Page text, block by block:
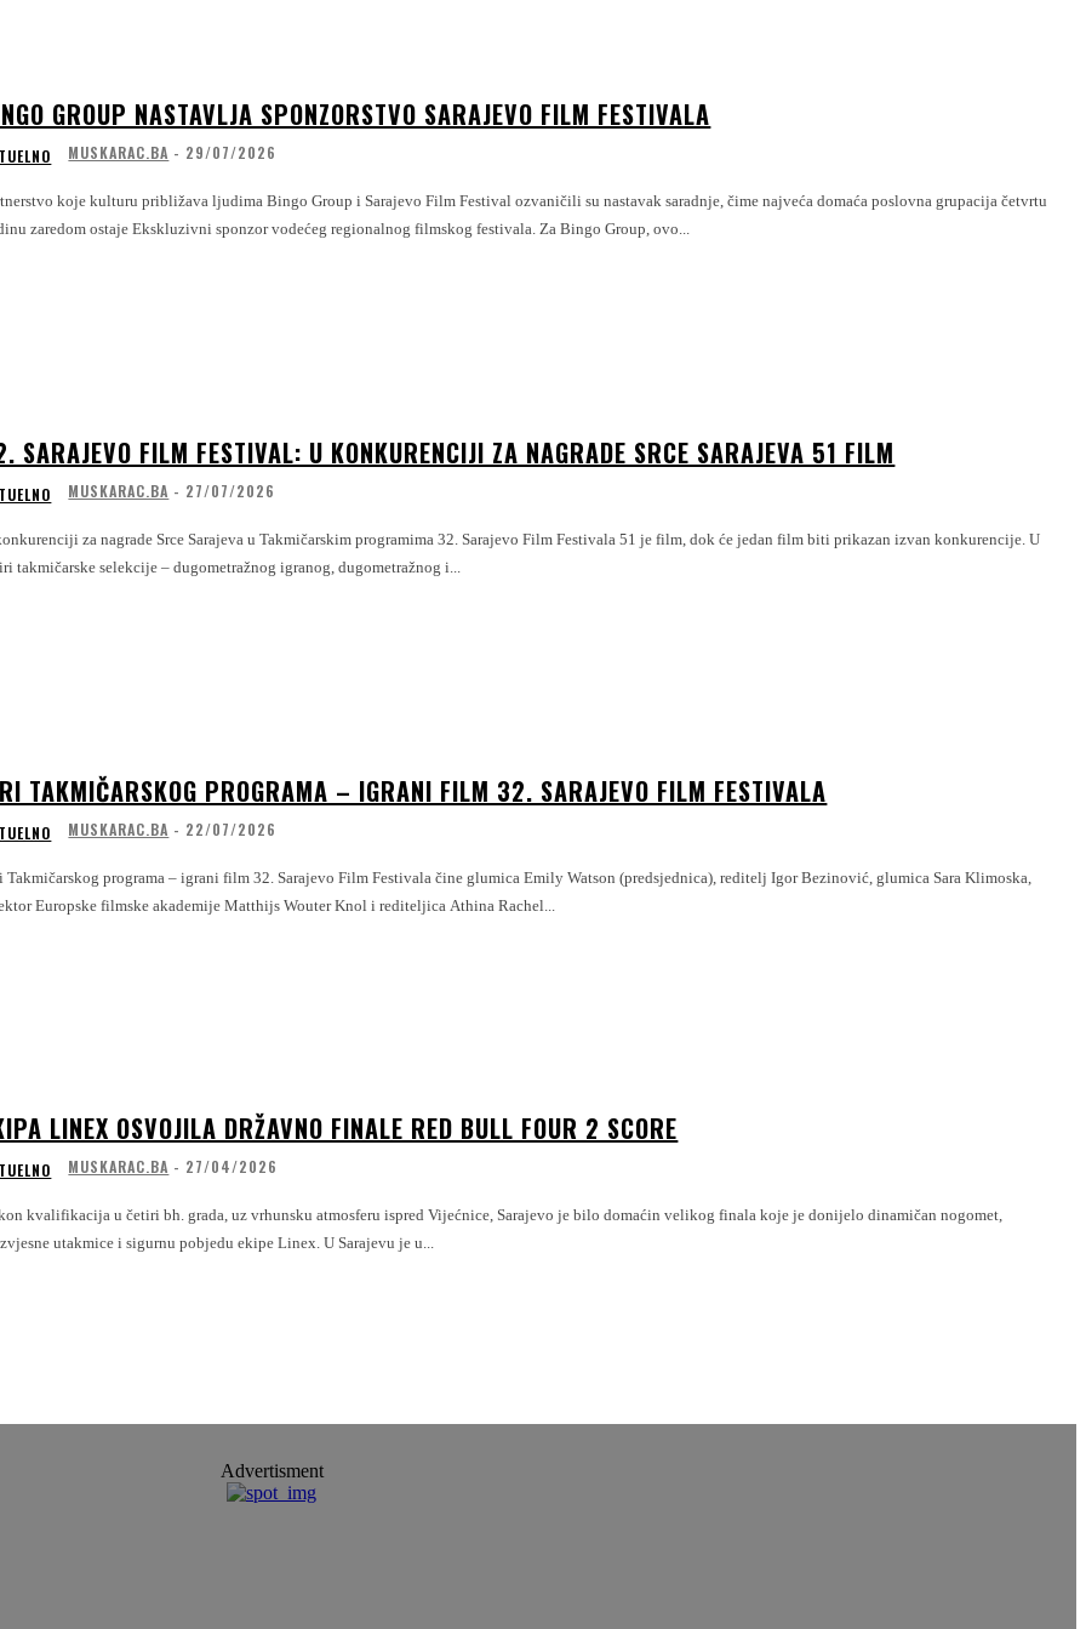
GROUP NASTAVLJA SPONZORSTVO SARAJEVO FILM FESTIVALA
MUSKARAC.BA - 29/07/2026
kulturu približava ljudima Bingo Group i Sarajevo Film Festival ozvaničili su nastavak saradnje, čime najveća domaća poslovna grupacija četvrtu
godinu zaredom ostaje Ekskluzivni sponzor vodećeg regionalnog filmskog festivala. Za Bingo Group, ovo...
SARAJEVO FILM FESTIVAL: U KONKURENCIJI ZA NAGRADE SRCE SARAJEVA 51 FILM
MUSKARAC.BA - 27/07/2026
za nagrade Srce Sarajeva u Takmičarskim programima 32. Sarajevo Film Festivala 51 je film, dok će jedan film biti prikazan izvan konkurencije. U
takmičarske selekcije – dugometražnog igranog, dugometražnog i...
TAKMIČARSKOG PROGRAMA – IGRANI FILM 32. SARAJEVO FILM FESTIVALA
MUSKARAC.BA - 22/07/2026
Takmičarskog programa – igrani film 32. Sarajevo Film Festivala čine glumica Emily Watson (predsjednica), reditelj Igor Bezinović, glumica Sara Klimoska,
Europske filmske akademije Matthijs Wouter Knol i rediteljica Athina Rachel...
LINEX OSVOJILA DRŽAVNO FINALE RED BULL FOUR 2 SCORE
MUSKARAC.BA - 27/04/2026
kvalifikacija u četiri bh. grada, uz vrhunsku atmosferu ispred Vijećnice, Sarajevo je bilo domaćin velikog finala koje je donijelo dinamičan nogomet,
neizvjesne utakmice i sigurnu pobjedu ekipe Linex. U Sarajevu je u...
Advertisment